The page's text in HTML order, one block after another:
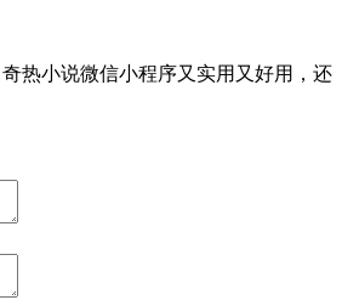
热小说微信小程序又实用又好用，还